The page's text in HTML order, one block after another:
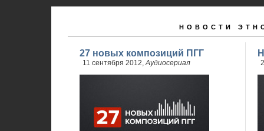
НОВОСТИ
27 новых композиций ПГГ
11 сентября 2012,Аудиосериал